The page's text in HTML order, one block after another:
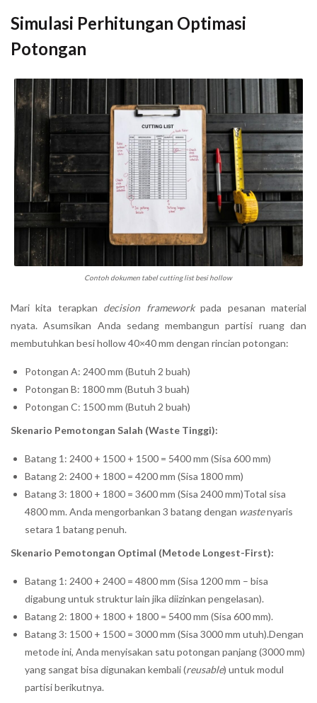
Simulasi Perhitungan Optimasi
Potongan
Contoh dokumen tabel cutting list besi hollow
Mari kita terapkan decision frameworkpada pesanan material
nyata. Asumsikan Anda sedang membangun partisi ruang dan
membutuhkan besi hollow 40×40 mm dengan rincian potongan:
Potongan A: 2400 mm (Butuh 2 buah)
Potongan B: 1800 mm (Butuh 3 buah)
Potongan C: 1500 mm (Butuh 2 buah)
Skenario Pemotongan Salah (Waste Tinggi):
Batang 1: 2400 + 1500 + 1500 = 5400 mm (Sisa 600 mm)
Batang 2: 2400 + 1800 = 4200 mm (Sisa 1800 mm)
Batang 3: 1800 + 1800 = 3600 mm (Sisa 2400 mm)Total sisa
4800 mm. Anda mengorbankan 3 batang dengan wastenyaris
setara 1 batang penuh.
Skenario Pemotongan Optimal (Metode Longest-First):
Batang 1: 2400 + 2400 = 4800 mm (Sisa 1200 mm – bisa
digabung untuk struktur lain jika diizinkan pengelasan).
Batang 2: 1800 + 1800 + 1800 = 5400 mm (Sisa 600 mm).
Batang 3: 1500 + 1500 = 3000 mm (Sisa 3000 mm utuh).Dengan
metode ini, Anda menyisakan satu potongan panjang (3000 mm)
yang sangat bisa digunakan kembali (reusable) untuk modul
partisi berikutnya.